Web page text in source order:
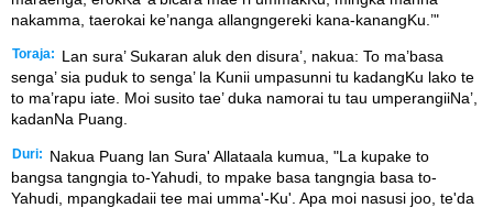
nakamma, taerokai ke’nanga allangngereki kana-kanangKu.’"
Toraja:
Lan sura’ Sukaran aluk den disura’, nakua: To ma’basa
senga’ sia puduk to senga’ la Kunii umpasunni tu kadangKu lako te
to ma’rapu iate. Moi susito tae’ duka namorai tu tau umperangiiNa’,
kadanNa Puang.
Duri:
Nakua Puang lan Sura' Allataala kumua, "La kupake to
bangsa tangngia to-Yahudi, to mpake basa tangngia basa to-
Yahudi, mpangkadaii tee mai umma'-Ku'. Apa moi nasusi joo, te'da